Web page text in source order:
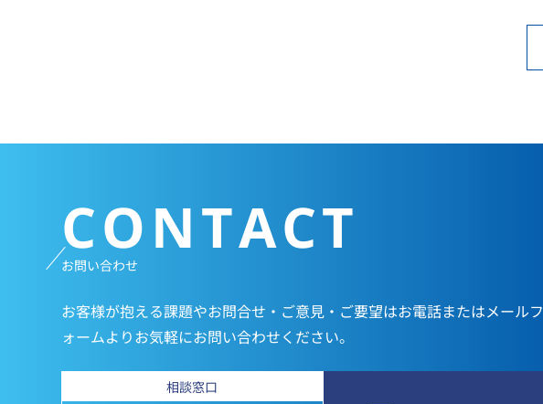
CONTACT
お問い合わせ
お客様が抱える課題やお問合せ・ご意見・ご要望はお電話またはメールフ
ォームよりお気軽にお問い合わせください。
相談窓口